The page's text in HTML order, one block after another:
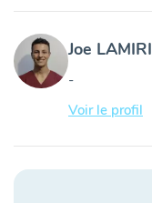
Joe LAMIRI
-
Voir le profil